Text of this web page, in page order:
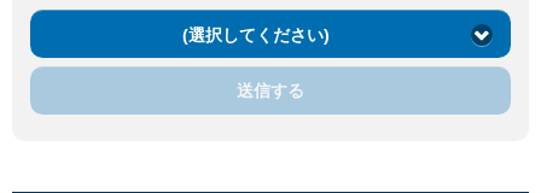
(選択してください)
送信する